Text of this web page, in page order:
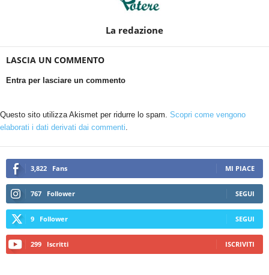
La redazione
LASCIA UN COMMENTO
Entra per lasciare un commento
Questo sito utilizza Akismet per ridurre lo spam. Scopri come vengono
elaborati i dati derivati dai commenti
3,822 Fans MI PIACE
767 Follower SEGUI
9 Follower SEGUI
299 Iscritti ISCRIVITI